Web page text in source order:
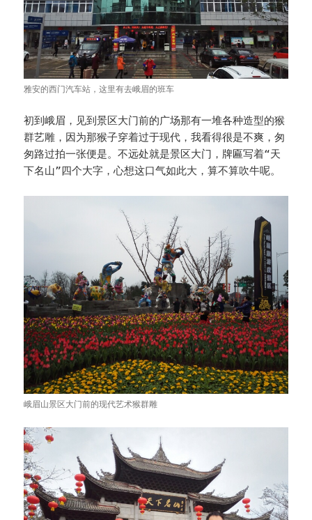
雅安的西门汽车站，这里有去峨眉的班车
初到峨眉，见到景区大门前的广场那有一堆各种造型的猴
群艺雕，因为那猴子穿着过于现代，我看得很是不爽，匆
匆路过拍一张便是。不远处就是景区大门，牌匾写着“天
下名山”四个大字，心想这口气如此大，算不算吹牛呢。
峨眉山景区大门前的现代艺术猴群雕